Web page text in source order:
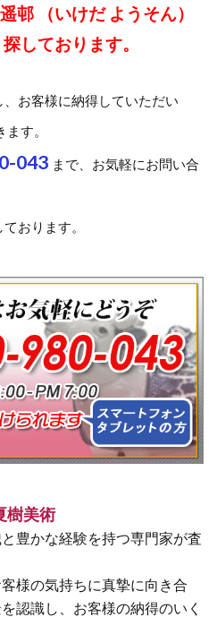
邨 （いけだ ようそん）
しております。
お客様に納得していただい
す。
043 まで、お気軽にお問い合
おります。
樹美術
豊かな経験を持つ専門家が査
様の気持ちに真摯に向き合
認識し、お客様の納得のいく